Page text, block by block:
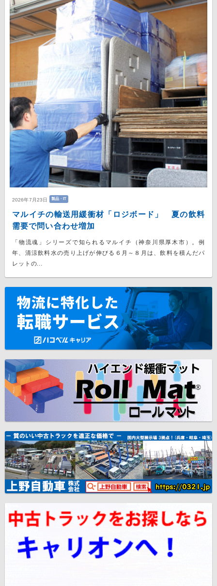
2026年7月23日 製品・IT
マルイチの輸送用緩衝材「ロジボード」 夏の飲料
需要で問い合わせ増加
「物流魂」シリーズで知られるマルイチ（神奈川県厚木市）。例
年、清涼飲料水の売り上げが伸びる６月～８月は、飲料を積んだパ
レットの...